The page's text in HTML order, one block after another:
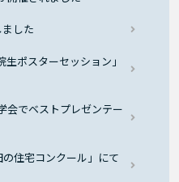
した
ポスターセッション」
会でベストプレゼンテー
住宅コンクール」にて